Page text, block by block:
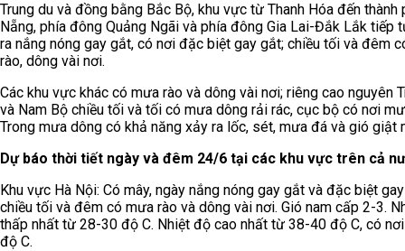
Trung du và đồng bằng Bắc Bộ, khu vực từ Thanh Hóa đến thành
Nẵng, phía đông Quảng Ngãi và phía đông Gia Lai-Đắk Lắk tiếp
ra nắng nóng gay gắt, có nơi đặc biệt gay gắt; chiều tối và đêm
rào, dông vài nơi.
Các khu vực khác có mưa rào và dông vài nơi; riêng cao nguyên
và Nam Bộ chiều tối và tối có mưa dông rải rác, cục bộ có nơi
Trong mưa dông có khả năng xảy ra lốc, sét, mưa đá và gió giật
Dự báo thời tiết ngày và đêm 24/6 tại các khu vực trên cả
Khu vực Hà Nội: Có mây, ngày nắng nóng gay gắt và đặc biệt
chiều tối và đêm có mưa rào và dông vài nơi. Gió nam cấp 2-3.
thấp nhất từ 28-30 độ C. Nhiệt độ cao nhất từ 38-40 độ C, có
độ C.